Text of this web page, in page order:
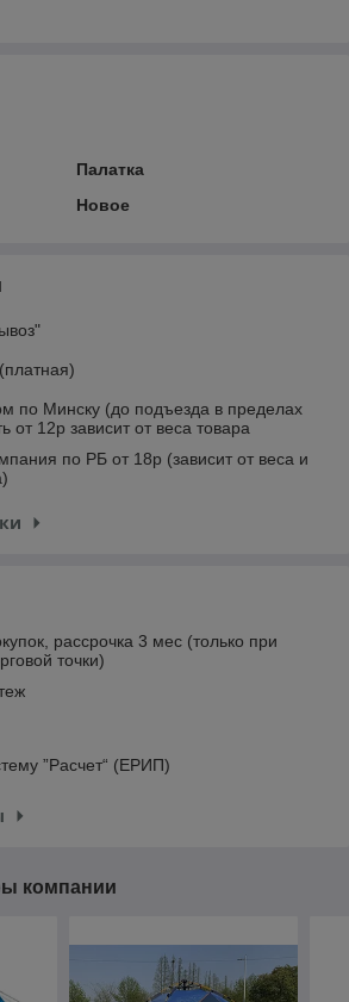
Палатка
Новое
по Минску (до подъезда в пределах
от 12р зависит от веса товара
по РБ от 18р (зависит от веса и
рассрочка 3 мес (только при
точки)
”Расчет“ (ЕРИП)
компании